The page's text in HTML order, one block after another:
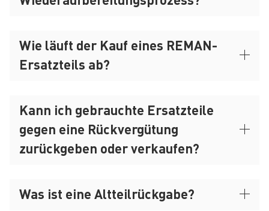
Wie läuft der Kauf eines REMAN-
Ersatzteils ab?
Kann ich gebrauchte Ersatzteile
gegen eine Rückvergütung
zurückgeben oder verkaufen?
Was ist eine Altteilrückgabe?